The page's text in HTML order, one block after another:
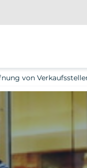
von